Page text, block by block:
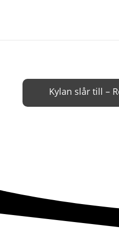
Kylan slår till –